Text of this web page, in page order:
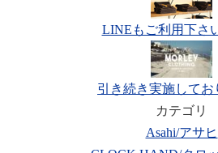
LINEもご利用下さ
引き続き実施してお
カテゴリ
Asahi/アサヒ